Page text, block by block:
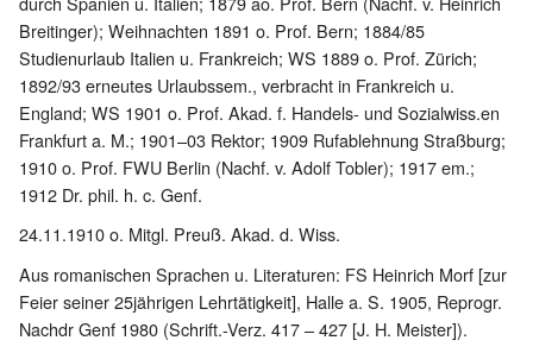
Breitinger); Weihnachten 1891 o. Prof. Bern; 1884/85
Studienurlaub Italien u. Frankreich; WS 1889 o. Prof. Zürich;
1892/93 erneutes Urlaubssem., verbracht in Frankreich u.
England; WS 1901 o. Prof. Akad. f. Handels- und Sozialwiss.en
Frankfurt a. M.; 1901–03 Rektor; 1909 Rufablehnung Straßburg;
1910 o. Prof. FWU Berlin (Nachf. v. Adolf Tobler); 1917 em.;
1912 Dr. phil. h. c. Genf.
24.11.1910 o. Mitgl. Preuß. Akad. d. Wiss.
Aus romanischen Sprachen u. Literaturen: FS Heinrich Morf [zur
Feier seiner 25jährigen Lehrtätigkeit], Halle a. S. 1905, Reprogr.
Nachdr Genf 1980 (Schrift.-Verz. 417 – 427 [J. H. Meister]).